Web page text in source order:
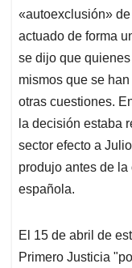
«autoexclusión»
actuado de forma
se dijo que
mismos que se
otras cuestiones.
la decisión estaba
sector efecto a
produjo antes de
española.
El 15 de abril de
Primero Justicia